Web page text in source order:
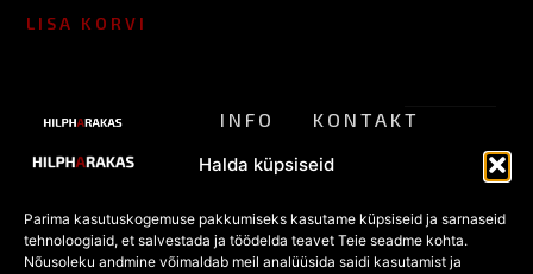
Halda küpsiseid
Parima kasutuskogemuse pakkumiseks kasutame küpsiseid ja sarnaseid
tehnoloogiaid, et salvestada ja töödelda teavet Teie seadme kohta.
Nõusoleku andmine võimaldab meil analüüsida saidi kasutamist ja
LISA KORVI
POOD
Eesti
vanim
POOD
INFO
Meist
KKK
KONTAKT
pood@hilpharakas.ee
5182136
Facebook
Privaatsu
Müügitingi